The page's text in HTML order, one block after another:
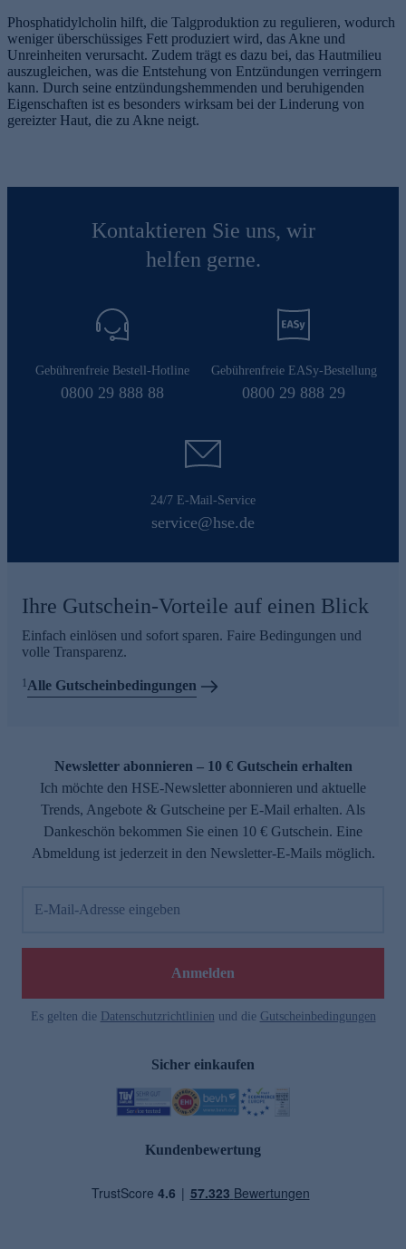
Phosphatidylcholin hilft, die Talgproduktion zu regulieren, wodurch
weniger überschüssiges Fett produziert wird, das Akne und
Unreinheiten verursacht. Zudem trägt es dazu bei, das Hautmilieu
auszugleichen, was die Entstehung von Entzündungen verringern
kann. Durch seine entzündungshemmenden und beruhigenden
Eigenschaften ist es besonders wirksam bei der Linderung von
gereizter Haut, die zu Akne neigt.
Kontaktieren Sie uns, wir
helfen gerne.
Gebührenfreie Bestell-Hotline
0800 29 888 88
Gebührenfreie EASy-Bestellung
0800 29 888 29
24/7 E-Mail-Service
service@hse.de
Ihre Gutschein-Vorteile auf einen Blick
Einfach einlösen und sofort sparen. Faire Bedingungen und
volle Transparenz.
1 Alle Gutscheinbedingungen
Newsletter abonnieren – 10 € Gutschein erhalten
Ich möchte den HSE-Newsletter abonnieren und aktuelle
Trends, Angebote & Gutscheine per E-Mail erhalten. Als
Dankeschön bekommen Sie einen 10 € Gutschein. Eine
Abmeldung ist jederzeit in den Newsletter-E-Mails möglich.
E-Mail-Adresse eingeben
Anmelden
Es gelten die Datenschutzrichtlinien und die Gutscheinbedingungen
Sicher einkaufen
Kundenbewertung